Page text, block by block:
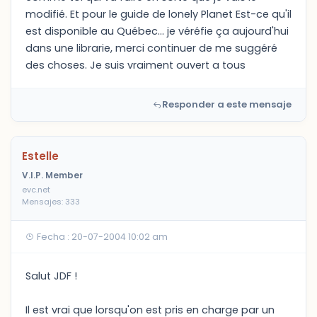
modifié. Et pour le guide de lonely Planet Est-ce qu'il
est disponible au Québec... je véréfie ça aujourd'hui
dans une librarie, merci continuer de me suggéré
des choses. Je suis vraiment ouvert a tous
Responder a este mensaje
Estelle
V.I.P. Member
evc.net
Mensajes: 333
Fecha : 20-07-2004 10:02 am
Salut JDF !
Il est vrai que lorsqu'on est pris en charge par un